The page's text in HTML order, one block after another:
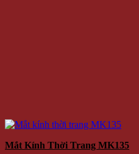
Mắt Kính Thời Trang MK135